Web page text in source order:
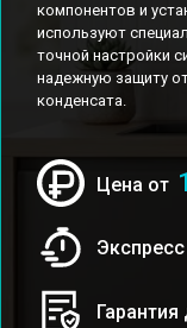
компонентов и
используют
точной настройки
надежную защиту
конденсата.
Цена от
Гарантия